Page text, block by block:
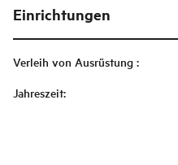
Einrichtungen
Verleih von Ausrüstung :
Jahreszeit: